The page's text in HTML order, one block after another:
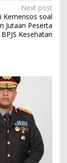
Next post
Kemensos soal
Jutaan Peserta
Kesehatan